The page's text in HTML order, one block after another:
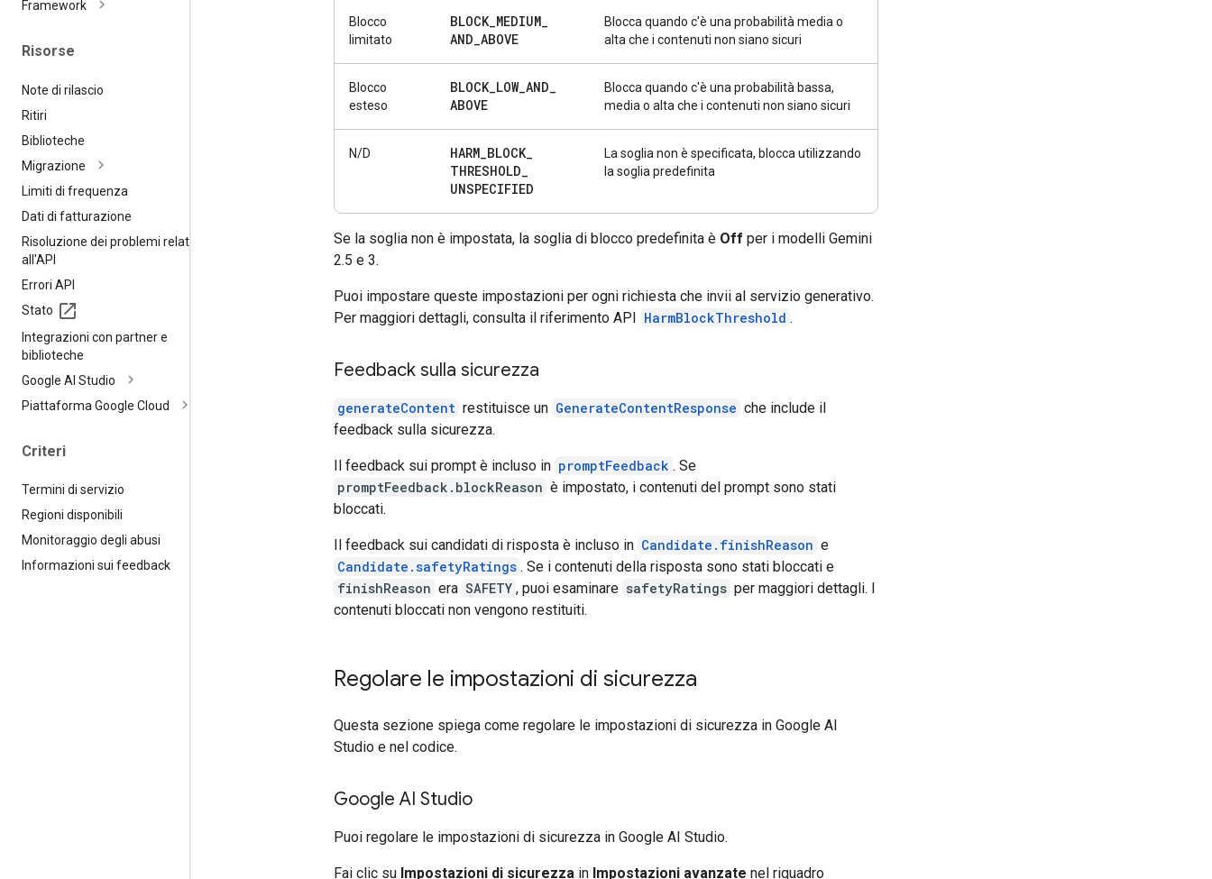
Framework
Risorse
Note di rilascio
Ritiri
Biblioteche
Migrazione
Limiti di frequenza
Dati di fatturazione
Risoluzione dei problemi relativi
all'API
Errori API
Stato
Integrazioni con partner e
biblioteche
Google AI Studio
Piattaforma Google Cloud
Criteri
Termini di servizio
Regioni disponibili
Monitoraggio degli abusi
Informazioni sui feedback
Blocco
limitato
BLOCK_MEDIUM_
AND_ABOVE
Blocca quando c'è una probabilità media o
alta che i contenuti non siano sicuri
Blocco
esteso
BLOCK_LOW_AND_
ABOVE
Blocca quando c'è una probabilità bassa,
media o alta che i contenuti non siano sicuri
N/D HARM_BLOCK_
THRESHOLD_
UNSPECIFIED
La soglia non è specificata, blocca utilizzando
la soglia predefinita
Se la soglia non è impostata, la soglia di blocco predefinita è Off per i modelli Gemini
2.5 e 3.
Puoi impostare queste impostazioni per ogni richiesta che invii al servizio generativo.
Per maggiori dettagli, consulta il riferimento API HarmBlockThreshold .
Feedback sulla sicurezza
generateContent restituisce un GenerateContentResponse che include il
feedback sulla sicurezza.
Il feedback sui prompt è incluso in promptFeedback . Se
promptFeedback.blockReason è impostato, i contenuti del prompt sono stati
bloccati.
Il feedback sui candidati di risposta è incluso in Candidate.finishReason e
Candidate.safetyRatings . Se i contenuti della risposta sono stati bloccati e
finishReason era SAFETY , puoi esaminare safetyRatings per maggiori dettagli. I
contenuti bloccati non vengono restituiti.
Regolare le impostazioni di sicurezza
Questa sezione spiega come regolare le impostazioni di sicurezza in Google AI
Studio e nel codice.
Google AI Studio
Puoi regolare le impostazioni di sicurezza in Google AI Studio.
Fai clic su Impostazioni di sicurezza in Impostazioni avanzate nel riquadro